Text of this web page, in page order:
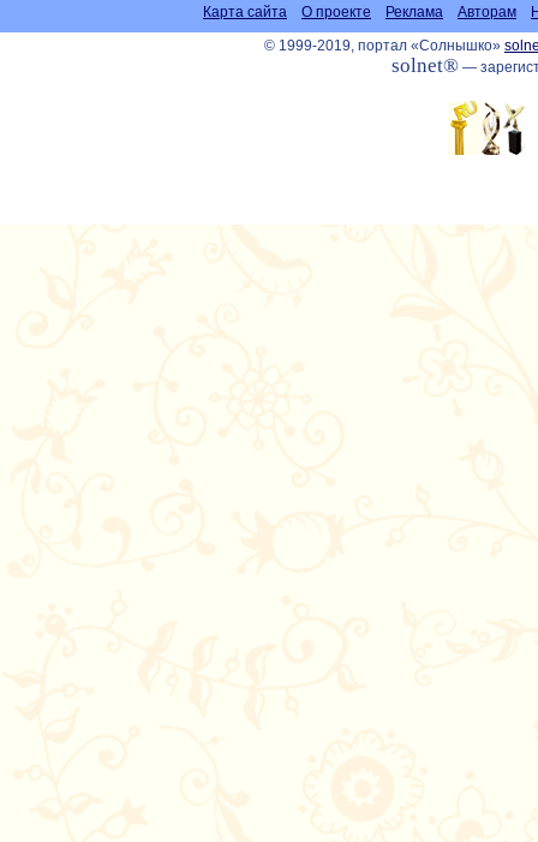
Карта сайта О проекте Реклама Авторам
© 1999-2019, портал «Солнышко»
solnet®—